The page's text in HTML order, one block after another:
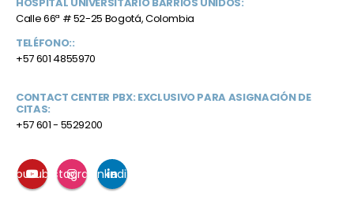
Calle 66ª # 52-25 Bogotá, Colombia
TELÉFONO::
+57 601 4855970
CONTACT CENTER PBX: EXCLUSIVO PARA ASIGNACIÓN DE
CITAS:
+57 601 - 5529200
YoutubeInstagramLinkedin